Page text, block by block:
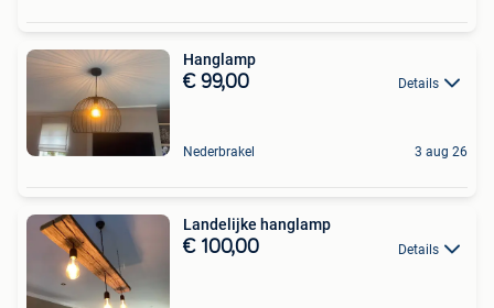
Hanglamp
€ 99,00 Details
Nederbrakel 3 aug 26
Landelijke hanglamp
€ 100,00 Details